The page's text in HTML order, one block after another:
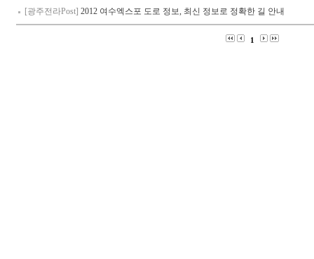
[광주전라Post] 2012 여수엑스포 도로 정보, 최신 정보로 정확한 길 안내
1